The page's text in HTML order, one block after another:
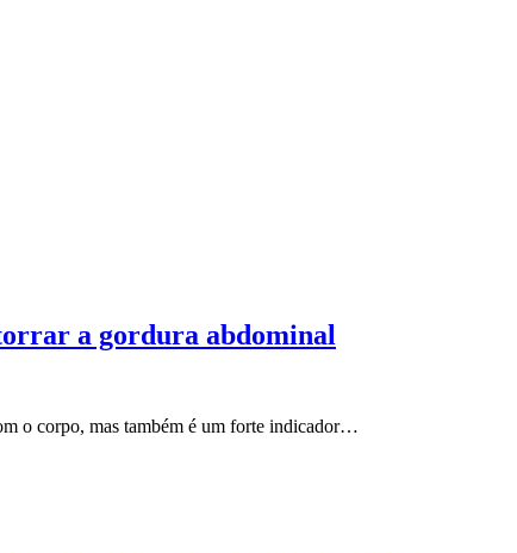
a gordura abdominal
o corpo, mas também é um forte indicador…